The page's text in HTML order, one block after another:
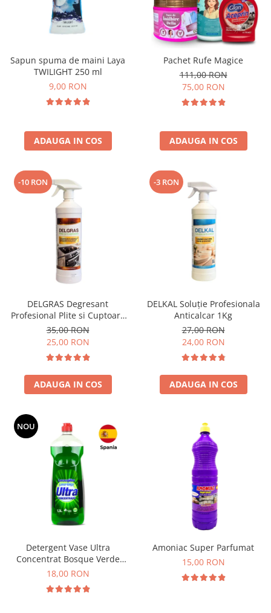
Sapun spuma de maini Laya
TWILIGHT 250 ml
9,00 RON
ADAUGA IN COS
Pachet Rufe Magice
111,00 RON
75,00 RON
ADAUGA IN COS
-10 RON
DELGRAS Degresant
Profesional Plite si Cuptoare
1L
35,00 RON
25,00 RON
ADAUGA IN COS
-3 RON
DELKAL Soluție Profesionala
Anticalcar 1Kg
27,00 RON
24,00 RON
ADAUGA IN COS
NOU
Detergent Vase Ultra
Concentrat Bosque Verde
Spania 1.3L
18,00 RON
Amoniac Super Parfumat
15,00 RON